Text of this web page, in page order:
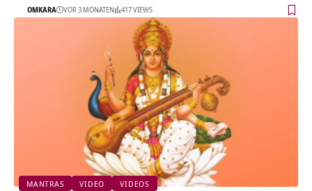
OMKARA VOR 3 MONATEN 417 VIEWS
MANTRAS VIDEO VIDEOS